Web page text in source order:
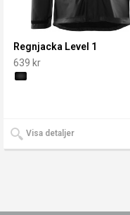
Regnjacka Level 1
639 kr
Visa detaljer